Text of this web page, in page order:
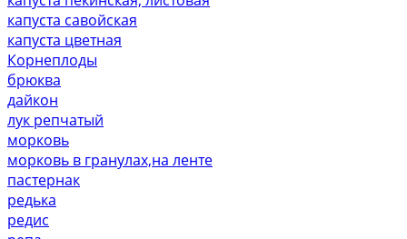
капуста савойская
капуста цветная
Корнеплоды
брюква
дайкон
лук репчатый
морковь
морковь в гранулах,на ленте
пастернак
редька
редис